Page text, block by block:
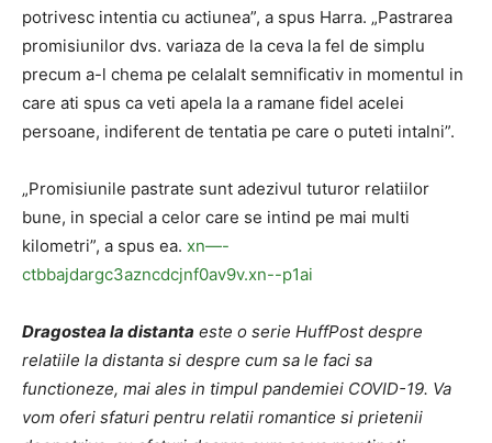
potrivesc intentia cu actiunea”, a spus Harra. „Pastrarea
promisiunilor dvs. variaza de la ceva la fel de simplu
precum a-l chema pe celalalt semnificativ in momentul in
care ati spus ca veti apela la a ramane fidel acelei
persoane, indiferent de tentatia pe care o puteti intalni”.
„Promisiunile pastrate sunt adezivul tuturor relatiilor
bune, in special a celor care se intind pe mai multi
kilometri”, a spus ea. xn—-
ctbbajdargc3azncdcjnf0av9v.xn--p1ai
Dragostea la distanta este o serie HuffPost despre
relatiile la distanta si despre cum sa le faci sa
functioneze, mai ales in timpul pandemiei COVID-19. Va
vom oferi sfaturi pentru relatii romantice si prietenii